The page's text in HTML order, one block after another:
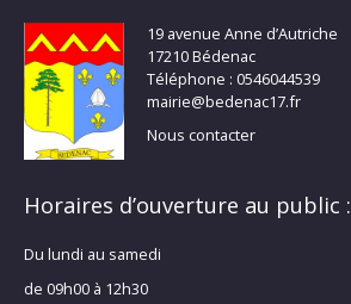
19 avenue Anne d’Autriche
17210 Bédenac
Téléphone : 0546044539
mairie@bedenac17.fr
Nous contacter
Horaires d’ouverture au public :
Du lundi au samedi
de 09h00 à 12h30